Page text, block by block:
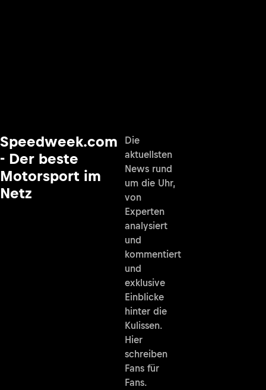
Speedweek.com
- Der beste
Motorsport im
Netz
Die
aktuellsten
News rund
um die Uhr,
von
Experten
analysiert
und
kommentiert
und
exklusive
Einblicke
hinter die
Kulissen.
Hier
schreiben
Fans für
Fans.